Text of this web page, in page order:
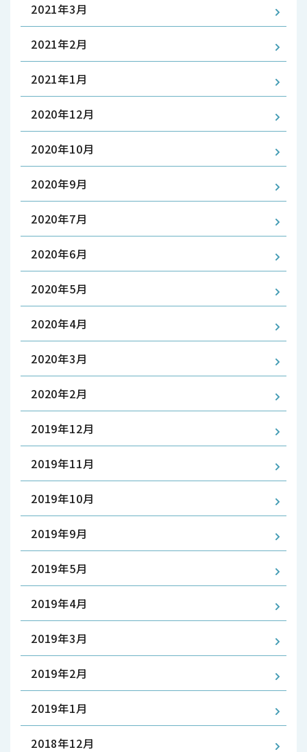
2021年3月
2021年2月
2021年1月
2020年12月
2020年10月
2020年9月
2020年7月
2020年6月
2020年5月
2020年4月
2020年3月
2020年2月
2019年12月
2019年11月
2019年10月
2019年9月
2019年5月
2019年4月
2019年3月
2019年2月
2019年1月
2018年12月